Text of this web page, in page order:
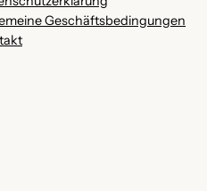
Geschäftsbedingungen